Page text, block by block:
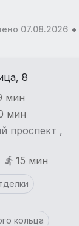
07.08.2026 •
8
мин
мин
проспект ,
15 мин
кольца